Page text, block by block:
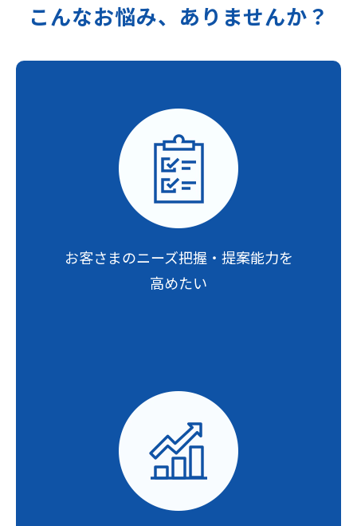
こんなお悩み、ありませんか？
お客さまのニーズ把握・ 提案能力を
高めたい